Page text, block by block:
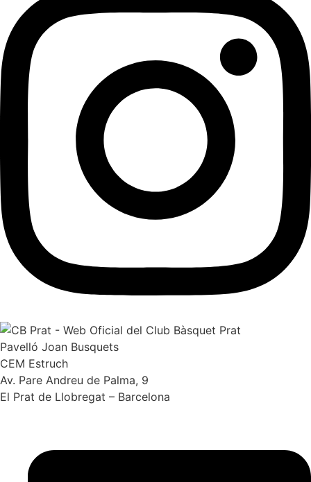
Pavelló Joan Busquets
CEM Estruch
Av. Pare Andreu de Palma, 9
El Prat de Llobregat – Barcelona